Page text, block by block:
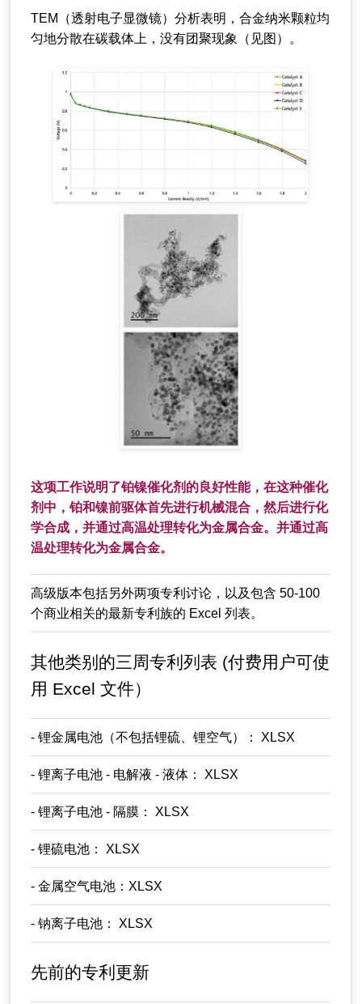
TEM（透射电子显微镜）分析表明，合金纳米颗粒均
匀地分散在碳载体上，没有团聚现象（见图）。
这项工作说明了铂镍催化剂的良好性能，在这种催化
剂中，铂和镍前驱体首先进行机械混合，然后进行化
学合成，并通过高温处理转化为金属合金。并通过高
温处理转化为金属合金。
高级版本包括另外两项专利讨论，以及包含 50-100
个商业相关的最新专利族的 Excel 列表。
其他类别的三周专利列表 (付费用户可使
用 Excel 文件）
- 锂金属电池（不包括锂硫、锂空气）： XLSX
- 锂离子电池 - 电解液 - 液体： XLSX
- 锂离子电池 - 隔膜： XLSX
- 锂硫电池： XLSX
- 金属空气电池：XLSX
- 钠离子电池： XLSX
先前的专利更新